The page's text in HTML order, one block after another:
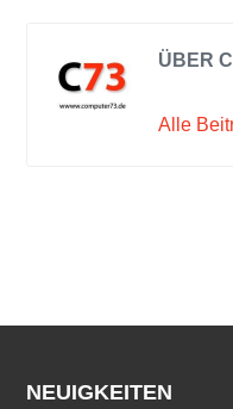
ÜBER
Alle
NEUIGKEITEN